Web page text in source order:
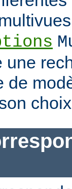
une
de